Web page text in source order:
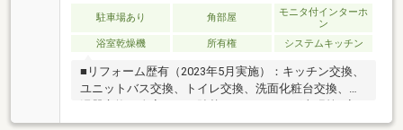
駐車場あり 角部屋
モニタ付インターホ
ン
浴室乾燥機
所有権 システムキッチン
■リフォーム歴有（2023年5月実施）：キッチン交換、
ユニットバス交換、トイレ交換、洗面化粧台交換、給
湯器交換、全室クロス貼替、フローリング上張等■安
心のオートロック、モニター付きインターホン■設備